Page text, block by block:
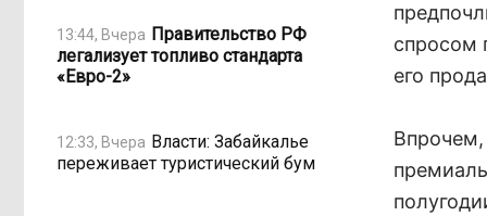
13:44, Вчера Правительство РФ
легализует топливо стандарта
«Евро-2»
12:33, Вчера Власти: Забайкалье
переживает туристический бум
спросом
его
Впрочем,